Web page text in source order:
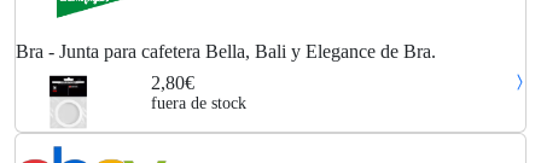
Bra - Junta para cafetera Bella, Bali y Elegance de Bra.
2,80€
fuera de stock